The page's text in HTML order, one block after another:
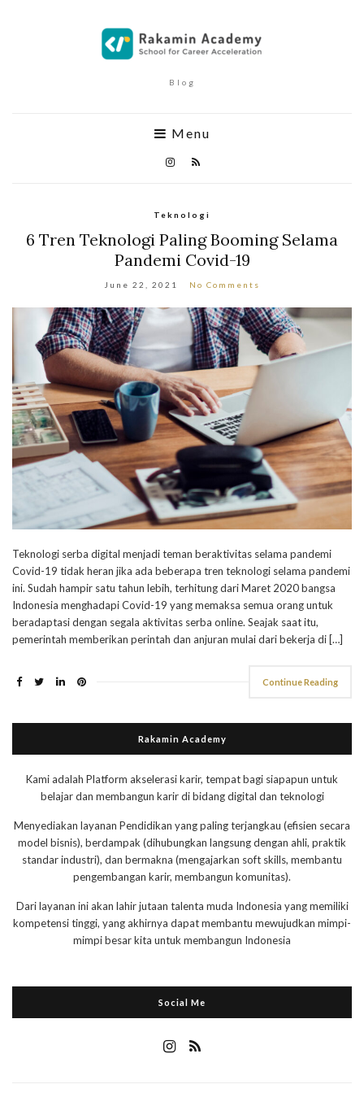
Blog
Menu
Teknologi
6 Tren Teknologi Paling Booming Selama
Pandemi Covid-19
June 22, 2021 No Comments
Teknologi serba digital menjadi teman beraktivitas selama pandemi
Covid-19 tidak heran jika ada beberapa tren teknologi selama pandemi
ini. Sudah hampir satu tahun lebih, terhitung dari Maret 2020 bangsa
Indonesia menghadapi Covid-19 yang memaksa semua orang untuk
beradaptasi dengan segala aktivitas serba online. Seajak saat itu,
pemerintah memberikan perintah dan anjuran mulai dari bekerja di […]
Continue Reading
Rakamin Academy
Kami adalah Platform akselerasi karir, tempat bagi siapapun untuk
belajar dan membangun karir di bidang digital dan teknologi
Menyediakan layanan Pendidikan yang paling terjangkau (efisien secara
model bisnis), berdampak (dihubungkan langsung dengan ahli, praktik
standar industri), dan bermakna (mengajarkan soft skills, membantu
pengembangan karir, membangun komunitas).
Dari layanan ini akan lahir jutaan talenta muda Indonesia yang memiliki
kompetensi tinggi, yang akhirnya dapat membantu mewujudkan mimpi-
mimpi besar kita untuk membangun Indonesia
Social Me